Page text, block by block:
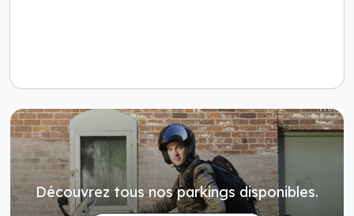
Découvrez tous nos parkings disponibles.